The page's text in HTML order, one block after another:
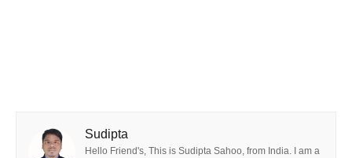
Sudipta
Hello Friend's, This is Sudipta Sahoo, from India. I am a